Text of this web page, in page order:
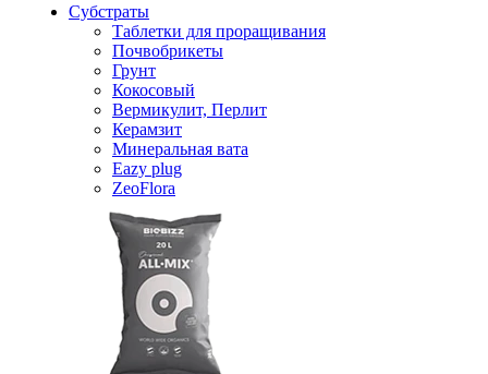
Субстраты
Таблетки для проращивания
Почвобрикеты
Грунт
Кокосовый
Вермикулит, Перлит
Керамзит
Минеральная вата
Eazy plug
ZeoFlora